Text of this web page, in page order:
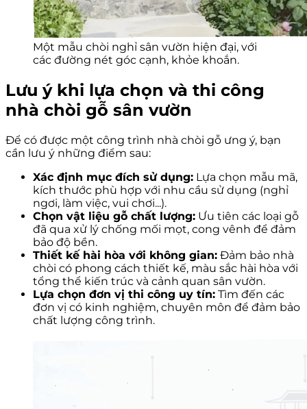
Một mẫu chòi nghỉ sân vườn hiện đại, với
các đường nét góc cạnh, khỏe khoắn.
Lưu ý khi lựa chọn và thi công
nhà chòi gỗ sân vườn
Để có được một công trình nhà chòi gỗ ưng ý, bạn
cần lưu ý những điểm sau:
Xác định mục đích sử dụng: Lựa chọn mẫu mã,
kích thước phù hợp với nhu cầu sử dụng (nghỉ
ngơi, làm việc, vui chơi...).
Chọn vật liệu gỗ chất lượng: Ưu tiên các loại gỗ
đã qua xử lý chống mối mọt, cong vênh để đảm
bảo độ bền.
Thiết kế hài hòa với không gian: Đảm bảo nhà
chòi có phong cách thiết kế, màu sắc hài hòa với
tổng thể kiến trúc và cảnh quan sân vườn.
Lựa chọn đơn vị thi công uy tín: Tìm đến các
đơn vị có kinh nghiệm, chuyên môn để đảm bảo
chất lượng công trình.